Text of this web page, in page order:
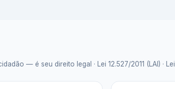
— é seu direito legal · Lei 12.527/2011 (LAI) ·